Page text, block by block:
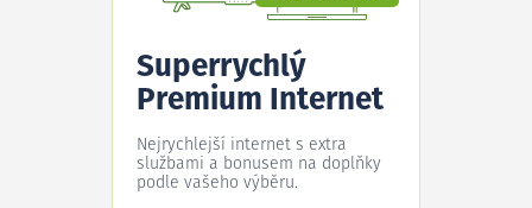
Superrychlý
Premium Internet
Nejrychlejší internet s extra
službami a bonusem na doplňky
podle vašeho výběru.